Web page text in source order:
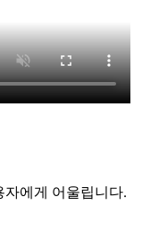
에게 어울립니다.